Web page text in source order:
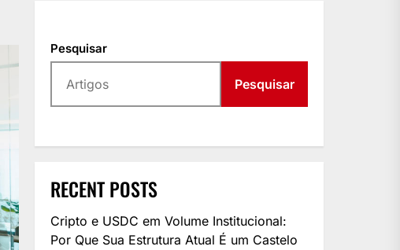
Pesquisar
Pesquisar
RECENT POSTS
Cripto e USDC em Volume Institucional:
Por Que Sua Estrutura Atual É um Castelo